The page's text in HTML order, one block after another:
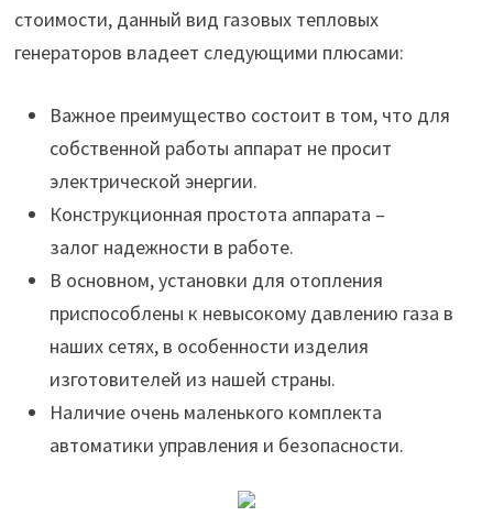
стоимости, данный вид газовых тепловых
генераторов владеет следующими плюсами:
Важное преимущество состоит в том, что для
собственной работы аппарат не просит
электрической энергии.
Конструкционная простота аппарата –
залог надежности в работе.
В основном, установки для отопления
приспособлены к невысокому давлению газа в
наших сетях, в особенности изделия
изготовителей из нашей страны.
Наличие очень маленького комплекта
автоматики управления и безопасности.